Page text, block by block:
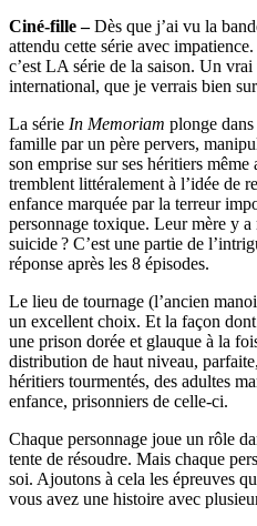
Ciné-fille –Dès que j’ai vu la
attendu cette série avec
c’est LA série de la saison. Un
international, que je verrais bien sur
La série In Memoriam plonge
famille par un père pervers,
son emprise sur ses héritiers même
tremblent littéralement à l’idée de
enfance marquée par la terreur
personnage toxique. Leur mère y a
suicide ? C’est une partie de
réponse après les 8 épisodes.
Le lieu de tournage (l’ancien
un excellent choix. Et la façon
une prison dorée et glauque à la
distribution de haut niveau,
héritiers tourmentés, des adultes
enfance, prisonniers de celle-ci.
Chaque personnage joue un rôle
tente de résoudre. Mais chaque
soi. Ajoutons à cela les épreuves
vous avez une histoire avec